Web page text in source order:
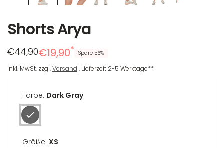
Shorts Arya
Regulärer
Preis
€44,90
Reduzierter
Preis
€19,90* Spare 56%
inkl. MwSt. zzgl.Versand . Lieferzeit 2-5 Werktage**
Farbe: Dark Gray
Größe: XS